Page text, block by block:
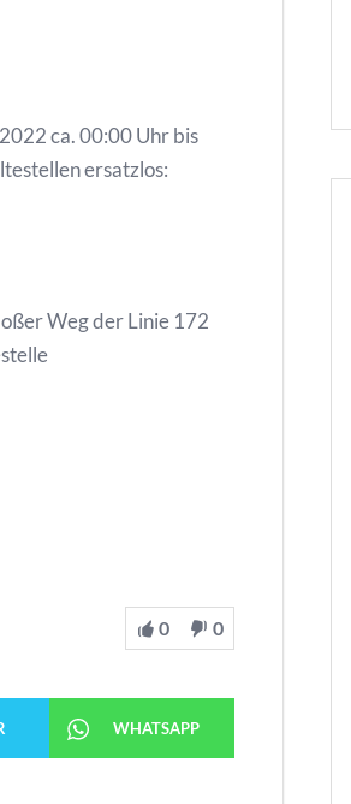
ca. 00:00 Uhr bis
ersatzlos:
Weg der Linie 172
0 0
WHATSAPP